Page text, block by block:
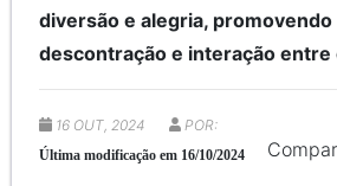
diversão e alegria,
descontração e interação entre
16 OUT, 2024 POR:
Última modificação em 16/10/2024